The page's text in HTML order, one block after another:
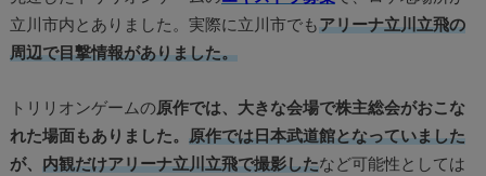
立川市内とありました。実際に立川市でもアリーナ立川立飛の
周辺で目撃情報がありました。
トリリオンゲームの原作では、大きな会場で株主総会がおこな
れた場面もありました。 原作では日本武道館となっていました
が、 内観だけアリーナ立川立飛で撮影したなど可能性としては